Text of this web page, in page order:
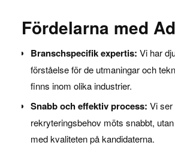
Fördelarna med
Branschspecifik expertis: Vi har
förståelse för de utmaningar och
finns inom olika industrier.
Snabb och effektiv process: Vi ser
rekryteringsbehov möts snabbt,
med kvaliteten på kandidaterna.